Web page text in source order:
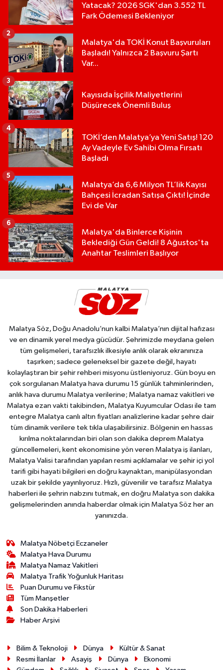
Yatacak? 2026 SGK'dan 3.552 TL
Fark Ödemesi Bekleniyor
Malatya'da TOKİ Konut Başvuruları
Başladı! Yalnızca 2 Başvuru Şartı
Var...
2
Kayısıda İşçilik Maliyetlerini
Düşürecek Önemli Buluş
3
TOKİ’den Malatya’ya Yeni Satış! 120
Ay Vadeyle Ev Sahibi Olma Fırsatı
Başladı
4
Malatya’da 6,6 Milyon TL’lik Kayısı
Bahçesi İcradan Satışa Çıktı! İçinde
Evi de Var
5
Malatya'da Binlerce Kişinin
Beklediği Gün Geldi! 8 Ağustos'ta
Anahtar Teslimleri Başlıyor
6
Malatya Söz, Doğu Anadolu’nun kalbi Malatya’nın dijital hafızası
ve en dinamik yerel medya gücüdür. Şehrimizde meydana gelen
tüm gelişmeleri, tarafsızlık ilkesiyle anlık olarak ekranınıza
taşırken; sadece geleneksel bir gazete değil, hayatı
kolaylaştıran bir şehir rehberi misyonu üstleniyoruz. Gün boyu en
çok sorgulanan Malatya hava durumu 15 günlük tahminlerinden,
anlık hava durumu Malatya verilerine; Malatya namaz vakitleri ve
Malatya ezan vakti takibinden, Malatya Kuyumcular Odası ile tam
entegre Malatya canlı altın fiyatları analizlerine kadar şehre dair
tüm dinamik verilere tek tıkla ulaşabilirsiniz. Bölgenin en hassas
kırılma noktalarından biri olan son dakika deprem Malatya
güncellemeleri, kent ekonomisine yön veren Malatya iş ilanları,
Malatya Valisi tarafından yapılan resmi açıklamalar ve şehir içi yol
tarifi gibi hayati bilgileri en doğru kaynaktan, manipülasyondan
uzak bir şekilde yayınlıyoruz. Hızlı, güvenilir ve tarafsız Malatya
haberleri ile şehrin nabzını tutmak, en doğru Malatya son dakika
gelişmelerinden anında haberdar olmak için Malatya Söz her an
yanınızda.
Malatya Nöbetçi Eczaneler
Malatya Hava Durumu
Malatya Namaz Vakitleri
Malatya Trafik Yoğunluk Haritası
Puan Durumu ve Fikstür
Tüm Manşetler
Son Dakika Haberleri
Haber Arşivi
Bilim & Teknoloji Dünya
Kültür & Sanat
Resmi İlanlar
Asayiş Dünya
Ekonomi